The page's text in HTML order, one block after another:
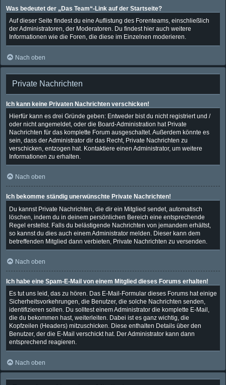
Was bedeutet der „Das Team“-Link auf der Startseite?
Auf dieser Seite findest du eine Auflistung des Forenteams, einschließlich
der Administratoren, der Moderatoren. Du findest hier auch weitere
Informationen wie die Foren, die diese im Einzelnen moderieren.
Nach oben
Private Nachrichten
Ich kann keine Privaten Nachrichten verschicken!
Hierfür kann es drei Gründe geben: Entweder bist du nicht registriert und /
oder nicht angemeldet, oder die Board-Administration hat Private
Nachrichten für das komplette Forum ausgeschaltet. Außerdem könnte es
sein, dass der Administrator dir das Recht, Private Nachrichten zu
verschicken, entzogen hat. Kontaktiere einen Administrator, um weitere
Informationen zu erhalten.
Nach oben
Ich bekomme ständig unerwünschte Private Nachrichten!
Du kannst Private Nachrichten, die dir ein Mitglied sendet, automatisch
löschen, indem du in deinem persönlichen Bereich eine entsprechende
Regel erstellst. Falls du belästigende Nachrichten von jemandem erhältst,
so kannst du dies auch einem Administrator melden. Dieser kann dem
betreffenden Mitglied dann verbieten, Private Nachrichten zu versenden.
Nach oben
Ich habe eine Spam-E-Mail von einem Mitglied dieses Forums erhalten!
Es tut uns leid, das zu hören. Das E-Mail-Formular dieses Forums hat einige
Sicherheitsvorkehrungen, die Benutzer, die solche Nachrichten senden,
identifizieren sollen. Du solltest einem Administrator die komplette E-Mail,
die du bekommen hast, weiterleiten. Dabei ist es ganz wichtig, die
Kopfzeilen (Headers) mitzuschicken. Diese enthalten Details über den
Benutzer, der die E-Mail verschickt hat. Der Administrator kann dann
entsprechend reagieren.
Nach oben